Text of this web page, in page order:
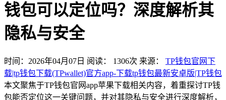
钱包可以定位吗？深度解析其
隐私与安全
时间：2026年04月07日 阅读： 1306次 来源： TP钱包官网下
载|tp钱包下载(TPwallet)官方app-下载tp钱包最新安卓版|TP钱包
本文聚焦于TP钱包官网app苹果下载相关内容，着重探讨TP钱
包能否定位这一关键问题，并对其隐私与安全进行深度解析，